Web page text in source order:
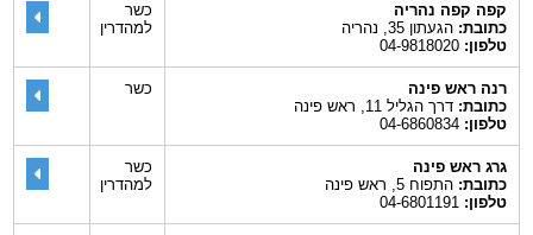
קפה קפה נהריה
כתובת:הגעתון 35, נהריה
טלפון:04-9818020
כשר
למהדרין
רנה ראש פינה
כתובת:דרך הגליל 11, ראש פינה
טלפון:04-6860834
כשר
גרג ראש פינה
כתובת:התפוח 5, ראש פינה
טלפון:04-6801191
כשר
למהדרין